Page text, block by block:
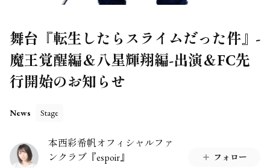
舞台『転生したらスライムだった件』-
魔王覚醒編＆八星輝翔編-出演＆FC先
行開始のお知らせ
News Stage
本西彩希帆オフィシャルファ
ンクラブ『espoir』
フォロー